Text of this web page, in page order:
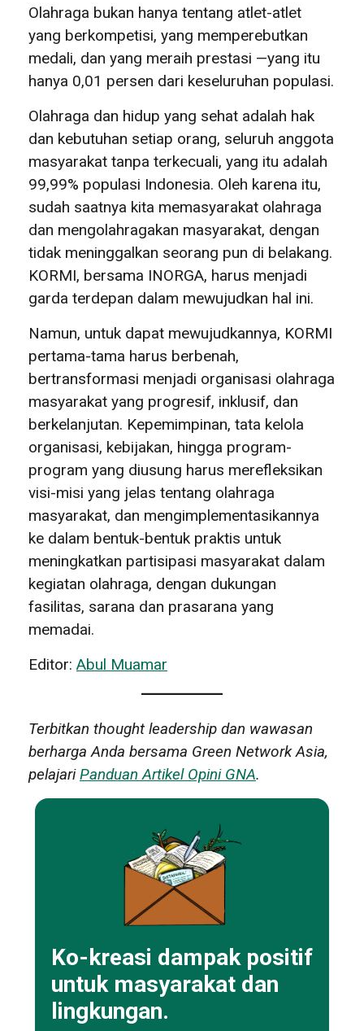
Olahraga bukan hanya tentang atlet-atlet
yang berkompetisi, yang memperebutkan
medali, dan yang meraih prestasi —yang itu
hanya 0,01 persen dari keseluruhan populasi.
Olahraga dan hidup yang sehat adalah hak
dan kebutuhan setiap orang, seluruh anggota
masyarakat tanpa terkecuali, yang itu adalah
99,99% populasi Indonesia. Oleh karena itu,
sudah saatnya kita memasyarakat olahraga
dan mengolahragakan masyarakat, dengan
tidak meninggalkan seorang pun di belakang.
KORMI, bersama INORGA, harus menjadi
garda terdepan dalam mewujudkan hal ini.
Namun, untuk dapat mewujudkannya, KORMI
pertama-tama harus berbenah,
bertransformasi menjadi organisasi olahraga
masyarakat yang progresif, inklusif, dan
berkelanjutan. Kepemimpinan, tata kelola
organisasi, kebijakan, hingga program-
program yang diusung harus merefleksikan
visi-misi yang jelas tentang olahraga
masyarakat, dan mengimplementasikannya
ke dalam bentuk-bentuk praktis untuk
meningkatkan partisipasi masyarakat dalam
kegiatan olahraga, dengan dukungan
fasilitas, sarana dan prasarana yang
memadai.
Editor: Abul Muamar
Terbitkan thought leadership dan wawasan
berharga Anda bersama Green Network Asia,
pelajariPanduan Artikel Opini GNA.
Ko-kreasi dampak positif
untuk masyarakat dan
lingkungan.